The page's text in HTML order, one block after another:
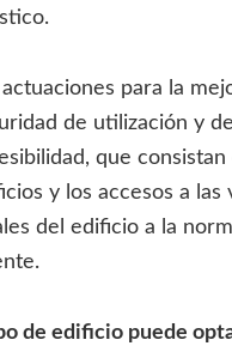
actuaciones para la
de utilización y
que
y los accesos a las
del edificio a la
de edificio puede